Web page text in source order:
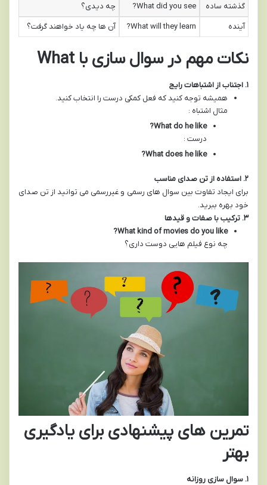
گذشته ساده
What did you see?
چه دیدی؟
آینده
What will they learn? آن ها چه یاد خواهند گرفت؟
نکات مهم در سوال سازی با What
۱. اجتناب از اشتباهات رایج
همیشه توجه کنید که فعل کمکی درست را انتخاب کنید.
مثال اشتباه :
What do he like?
درست :
What does he like?
۲. استفاده از تن صدای مناسب
برای ایجاد تفاوت بین سوال های رسمی و غیررسمی می توانید از تن صدای
خود بهره ببرید.
۳. ترکیب با صفات و قیدها
What kind of movies do you like?
چه نوع فیلم هایی دوست داری؟
تمرین های پیشنهادی برای یادگیری
بهتر
۱. سوال سازی روزانه